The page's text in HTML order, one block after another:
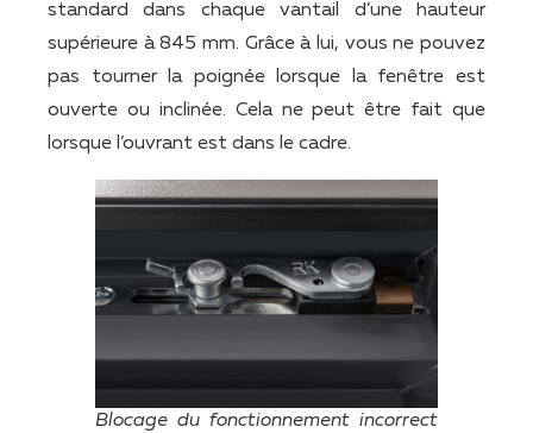
standard dans chaque vantail d’une hauteur
supérieure à 845 mm. Grâce à lui, vous ne pouvez
pas tourner la poignée lorsque la fenêtre est
ouverte ou inclinée. Cela ne peut être fait que
lorsque l’ouvrant est dans le cadre.
Blocage du fonctionnement incorrect